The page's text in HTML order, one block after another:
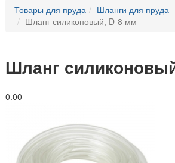
Товары для пруда
Шланги для пруда
Шланг силиконовый, D-8 мм
Шланг
0.00